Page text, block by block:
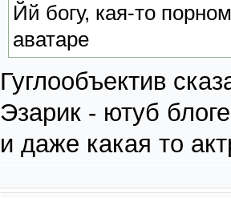
Йй богу, кая-то
аватаре
Гуглообъектив
Эзарик - ютуб
и даже какая то